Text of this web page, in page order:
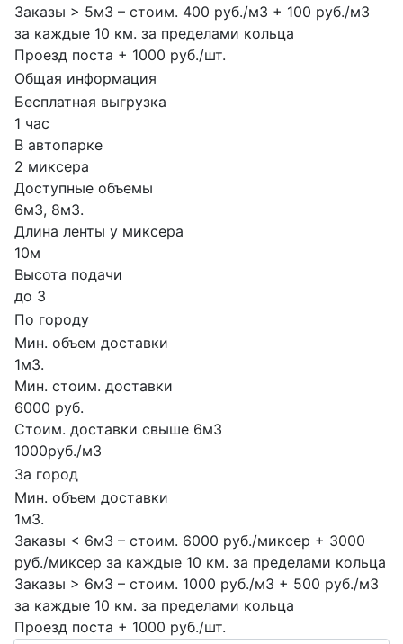
Заказы > 5м3 – стоим. 400 руб./м3 + 100 руб./м3
за каждые 10 км. за пределами кольца
Проезд поста + 1000 руб./шт.
Общая информация
Бесплатная выгрузка
1 час
В автопарке
2 миксера
Доступные объемы
6м3, 8м3.
Длина ленты у миксера
10м
Высота подачи
до 3
По городу
Мин. объем доставки
1м3.
Мин. стоим. доставки
6000 руб.
Стоим. доставки свыше 6м3
1000руб./м3
За город
Мин. объем доставки
1м3.
Заказы < 6м3 – стоим. 6000 руб./миксер + 3000
руб./миксер за каждые 10 км. за пределами кольца
Заказы > 6м3 – стоим. 1000 руб./м3 + 500 руб./м3
за каждые 10 км. за пределами кольца
Проезд поста + 1000 руб./шт.